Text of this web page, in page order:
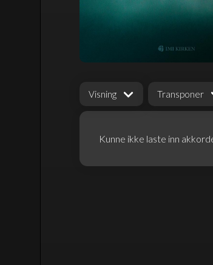
Visning Transponer
Kunne ikke laste inn